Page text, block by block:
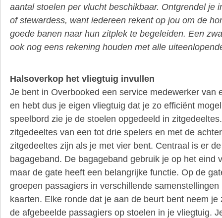
aantal stoelen per vlucht beschikbaar. Ontgrendel je
of stewardess, want iedereen rekent op jou om de
goede banen naar hun zitplek te begeleiden. Een
ook nog eens rekening houden met alle
Halsoverkop het vliegtuig invullen
Je bent in Overbooked een service medewerker van
en hebt dus je eigen vliegtuig dat je zo efficiënt
speelbord zie je de stoelen opgedeeld in
zitgedeeltes van een tot drie spelers en met de
zitgedeeltes zijn als je met vier bent. Centraal is er
bagageband. De bagageband gebruik je op het eind
maar de gate heeft een belangrijke functie. Op de
groepen passagiers in verschillende
kaarten. Elke ronde dat je aan de beurt bent neem je
de afgebeelde passagiers op stoelen in je vliegtuig.